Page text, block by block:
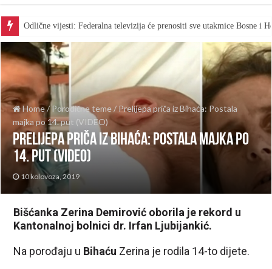
Odlične vijesti: Federalna televizija će prenositi sve utakmice Bosne i
Home/ Porodične teme/Prelijepa priča iz Bihaća: Postala
majka po 14. put (VIDEO)
Prelijepa priča iz Bihaća: Postala majka po
14. put (VIDEO)
10 kolovoza, 2019
Bišćanka Zerina Demirović oborila je rekord u
Kantonalnoj bolnici dr. Irfan Ljubijankić.
Na porođaju u Bihaću Zerina je rodila 14-to dijete.